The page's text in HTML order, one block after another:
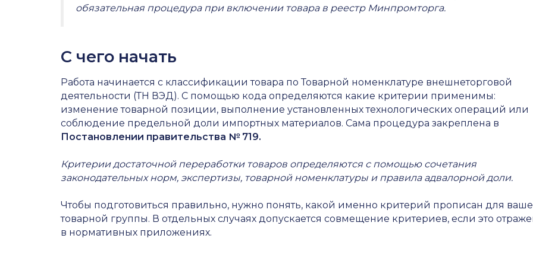
обязательная процедура при включении товара в реестр Минпромторга.
С чего начать
Работа начинается с классификации товара по Товарной номенклатуре внешнеторговой
деятельности (ТН ВЭД). С помощью кода определяются какие критерии применимы:
изменение товарной позиции, выполнение установленных технологических операций или
соблюдение предельной доли импортных материалов. Сама процедура закреплена в
Постановлении правительства № 719.
Критерии достаточной переработки товаров определяются с помощью сочетания
законодательных норм, экспертизы, товарной номенклатуры и правила адвалорной доли.
Чтобы подготовиться правильно, нужно понять, какой именно критерий прописан для
товарной группы. В отдельных случаях допускается совмещение критериев, если это
в нормативных приложениях.